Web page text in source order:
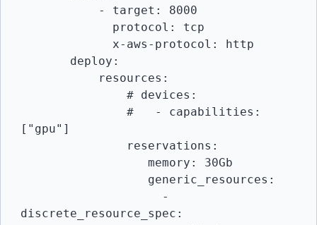
["gpu"]
discrete_resource_spec: